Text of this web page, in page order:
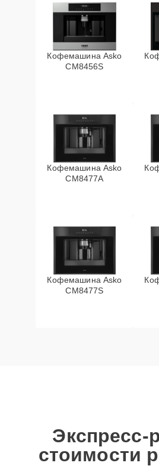
Кофемашина Asko
CM8456S
Кофемашина Asko
СМ8477А
Кофемашина Asko
CM8477S
Экспресс-
стоимости